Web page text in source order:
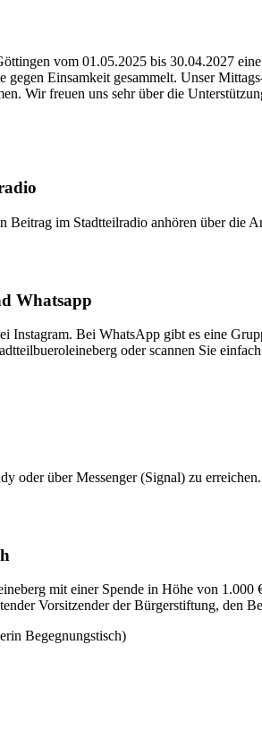
vom 01.05.2025 bis 30.04.2027
Einsamkeit gesammelt. Unser
Wir freuen uns sehr über die
Beitrag im Stadtteilradio anhören über die
Whatsapp
Bei WhatsApp gibt es eine
oder scannen Sie
oder über Messenger (Signal) zu
mit einer Spende in Höhe von
Vorsitzender der Bürgerstiftung, den
Begegnungstisch)